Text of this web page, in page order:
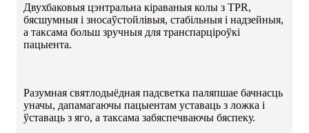
Двухбаковыя цэнтральна кіраваныя колы з TPR,
бясшумныя і зносаўстойлівыя, стабільныя і надзейныя,
а таксама больш зручныя для транспарціроўкі
пацыента.
Разумная святлодыёдная падсветка паляпшае бачнасць
уначы, дапамагаючы пацыентам уставаць з ложка і
ўставаць з яго, а таксама забяспечваючы бяспеку.